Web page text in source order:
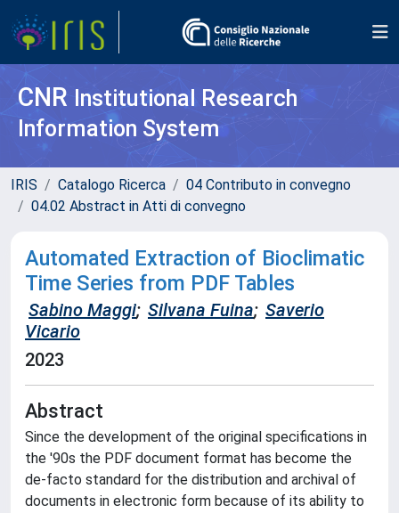
CNR Institutional Research
Information System
IRIS Catalogo Ricerca
04 Contributo in convegno
04.02 Abstract in Atti di convegno
Automated Extraction of Bioclimatic
Time Series from PDF Tables
Sabino Maggi; Silvana Fuina; Saverio
Vicario
2023
Abstract
Since the development of the original specifications in
the '90s the PDF document format has become the
de-facto standard for the distribution and archival of
documents in electronic form because of its ability to